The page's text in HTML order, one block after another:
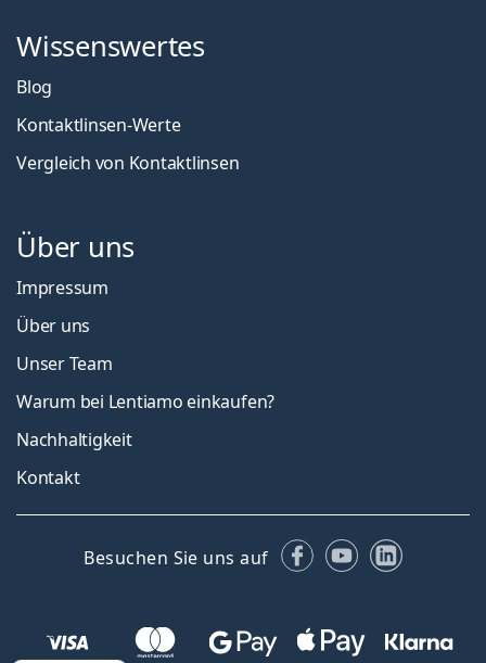
Wissenswertes
Blog
Kontaktlinsen-Werte
Vergleich von Kontaktlinsen
Über uns
Impressum
Über uns
Unser Team
Warum bei Lentiamo einkaufen?
Nachhaltigkeit
Kontakt
Besuchen Sie uns auf Facebook
YouTubeLinkedIn